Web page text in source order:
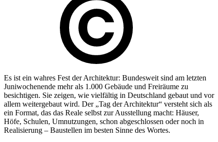
Es ist ein wahres Fest der Architektur: Bundesweit sind am letzten
Juniwochenende mehr als 1.000 Gebäude und Freiräume zu
besichtigen. Sie zeigen, wie vielfältig in Deutschland gebaut und vor
allem weitergebaut wird. Der „Tag der Architektur“ versteht sich als
ein Format, das das Reale selbst zur Ausstellung macht: Häuser,
Höfe, Schulen, Umnutzungen, schon abgeschlossen oder noch in
Realisierung – Baustellen im besten Sinne des Wortes.